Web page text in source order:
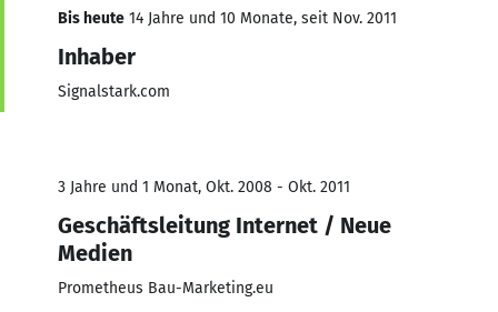
Bis heute 14 Jahre und 10 Monate, seit Nov. 2011
Inhaber
Signalstark.com
3 Jahre und 1 Monat, Okt. 2008 - Okt. 2011
Geschäftsleitung Internet / Neue
Medien
Prometheus Bau-Marketing.eu